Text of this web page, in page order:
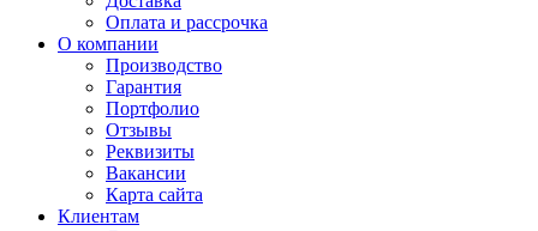
Оплата и рассрочка
О компании
Производство
Гарантия
Портфолио
Отзывы
Реквизиты
Вакансии
Карта сайта
Клиентам